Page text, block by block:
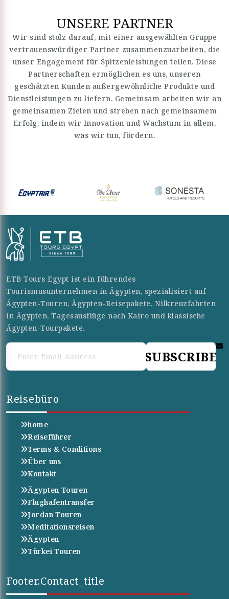
UNSERE PARTNER
Wir sind stolz darauf, mit einer ausgewählten Gruppe
vertrauenswürdiger Partner zusammenzuarbeiten, die
unser Engagement für Spitzenleistungen teilen. Diese
Partnerschaften ermöglichen es uns, unseren
geschätzten Kunden außergewöhnliche Produkte und
Dienstleistungen zu liefern. Gemeinsam arbeiten wir an
gemeinsamen Zielen und streben nach gemeinsamem
Erfolg, indem wir Innovation und Wachstum in allem,
was wir tun, fördern.
ETB Tours Egypt ist ein führendes
Tourismusunternehmen in Ägypten, spezialisiert auf
Ägypten-Touren, Ägypten-Reisepakete, Nilkreuzfahrten
in Ägypten, Tagesausflüge nach Kairo und klassische
Ägypten-Tourpakete.
SUBSCRIBE
Reisebüro
home
Reiseführer
Terms & Conditions
Über uns
Kontakt
Ägypten Touren
Flughafentransfer
Jordan Touren
Meditationsreisen
Ägypten
Türkei Touren
Footer.contact_title